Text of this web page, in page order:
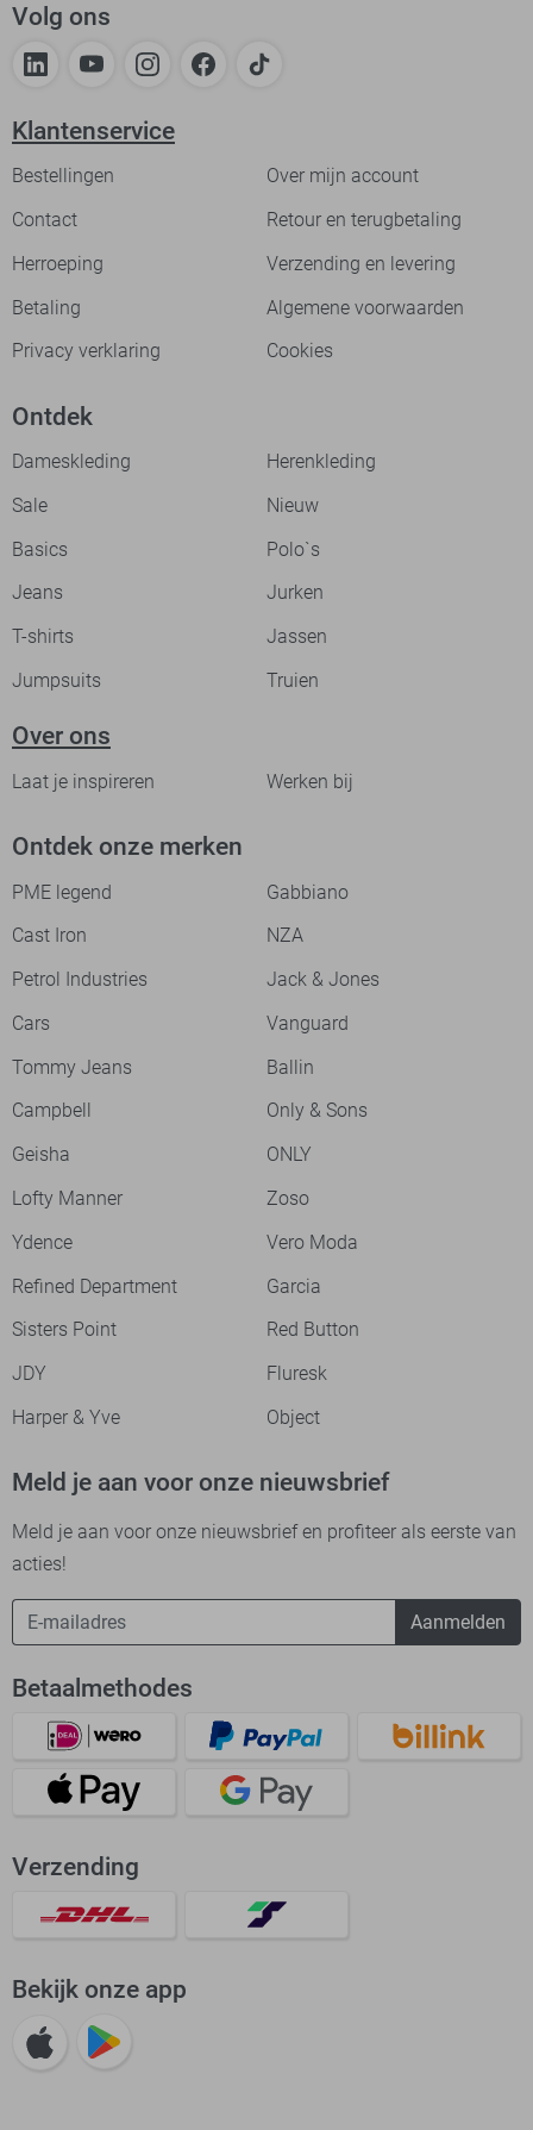
Volg ons
Klantenservice
Bestellingen
Over mijn account
Contact
Retour en terugbetaling
Herroeping
Verzending en levering
Betaling
Algemene voorwaarden
Privacy verklaring
Cookies
Ontdek
Dameskleding
Herenkleding
Sale
Nieuw
Basics
Polo`s
Jeans
Jurken
T-shirts
Jassen
Jumpsuits
Truien
Over ons
Laat je inspireren Werken bij
Ontdek onze merken
PME legend
Gabbiano
Cast Iron
NZA
Petrol Industries
Jack & Jones
Cars
Vanguard
Tommy Jeans
Ballin
Campbell
Only & Sons
Geisha
ONLY
Lofty Manner
Zoso
Ydence
Vero Moda
Refined Department
Garcia
Sisters Point
Red Button
JDY
Fluresk
Harper & Yve
Object
Meld je aan voor onze nieuwsbrief
Meld je aan voor onze nieuwsbrief en profiteer als eerste van
acties!
Aanmelden
Betaalmethodes
Verzending
Bekijk onze app